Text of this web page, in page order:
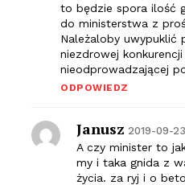
to będzie spora ilość
do ministerstwa z
Należaloby uwypuklić
niezdrowej
nieodprowadzającej
ODPOWIEDZ
Janusz 2019-09-
A czy minister to
my i taka gnida z
życia. za ryj i o